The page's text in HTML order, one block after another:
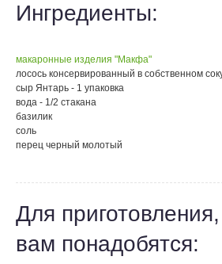
Ингредиенты:
макаронные изделия "Макфа"
лосось консервированный в собственном
сыр Янтарь - 1 упаковка
вода - 1/2 стакана
базилик
соль
перец черный молотый
Для
вам понадобятся: